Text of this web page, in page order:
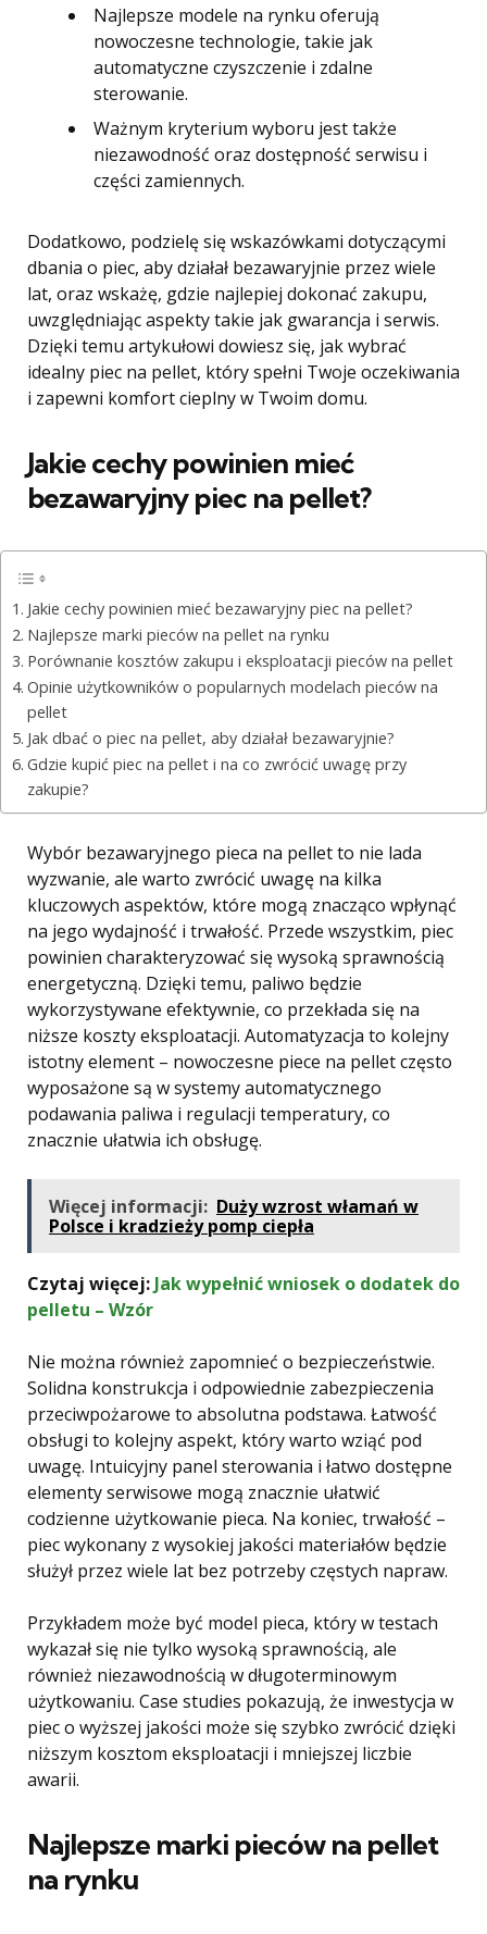
Najlepsze modele na rynku oferują
nowoczesne technologie, takie jak
automatyczne czyszczenie i zdalne
sterowanie.
Ważnym kryterium wyboru jest także
niezawodność oraz dostępność serwisu i
części zamiennych.
Dodatkowo, podzielę się wskazówkami dotyczącymi
dbania o piec, aby działał bezawaryjnie przez wiele
lat, oraz wskażę, gdzie najlepiej dokonać zakupu,
uwzględniając aspekty takie jak gwarancja i serwis.
Dzięki temu artykułowi dowiesz się, jak wybrać
idealny piec na pellet, który spełni Twoje oczekiwania
i zapewni komfort cieplny w Twoim domu.
Jakie cechy powinien mieć
bezawaryjny piec na pellet?
Jakie cechy powinien mieć bezawaryjny piec na pellet?
Najlepsze marki pieców na pellet na rynku
Porównanie kosztów zakupu i eksploatacji pieców na pellet
Opinie użytkowników o popularnych modelach pieców na
pellet
Jak dbać o piec na pellet, aby działał bezawaryjnie?
Gdzie kupić piec na pellet i na co zwrócić uwagę przy
zakupie?
Wybór bezawaryjnego pieca na pellet to nie lada
wyzwanie, ale warto zwrócić uwagę na kilka
kluczowych aspektów, które mogą znacząco wpłynąć
na jego wydajność i trwałość. Przede wszystkim, piec
powinien charakteryzować się wysoką sprawnością
energetyczną. Dzięki temu, paliwo będzie
wykorzystywane efektywnie, co przekłada się na
niższe koszty eksploatacji. Automatyzacja to kolejny
istotny element – nowoczesne piece na pellet często
wyposażone są w systemy automatycznego
podawania paliwa i regulacji temperatury, co
znacznie ułatwia ich obsługę.
Więcej informacji: Duży wzrost włamań w
Polsce i kradzieży pomp ciepła
Czytaj więcej: Jak wypełnić wniosek o dodatek do
pelletu – Wzór
Nie można również zapomnieć o bezpieczeństwie.
Solidna konstrukcja i odpowiednie zabezpieczenia
przeciwpożarowe to absolutna podstawa. Łatwość
obsługi to kolejny aspekt, który warto wziąć pod
uwagę. Intuicyjny panel sterowania i łatwo dostępne
elementy serwisowe mogą znacznie ułatwić
codzienne użytkowanie pieca. Na koniec, trwałość –
piec wykonany z wysokiej jakości materiałów będzie
służył przez wiele lat bez potrzeby częstych napraw.
Przykładem może być model pieca, który w testach
wykazał się nie tylko wysoką sprawnością, ale
również niezawodnością w długoterminowym
użytkowaniu. Case studies pokazują, że inwestycja w
piec o wyższej jakości może się szybko zwrócić dzięki
niższym kosztom eksploatacji i mniejszej liczbie
awarii.
Najlepsze marki pieców na pellet
na rynku